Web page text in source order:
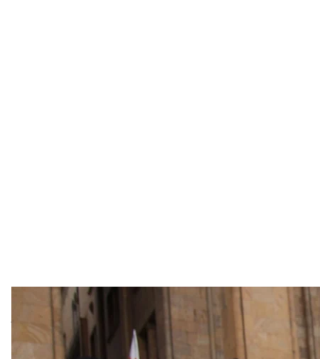
Диана Петриашвили, по материалам JAMnews и
Активисты в Тбилиси не прекращают протест —
Руставели, его главным требованием остается